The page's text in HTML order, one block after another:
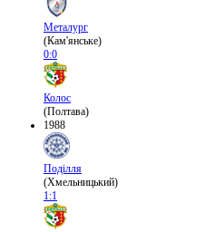
Металург
(Кам'янське)
0:0
Колос
(Полтава)
1988
Поділля
(Хмельницький)
1:1